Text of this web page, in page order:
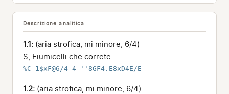
Descrizione analitica
1.1: (aria strofica, mi minore, 6/4)
S, Fiumicelli che correte
%C-1$xF@6/4 4-''8GF4.E8xD4E/E
1.2: (aria strofica, mi minore, 6/4)